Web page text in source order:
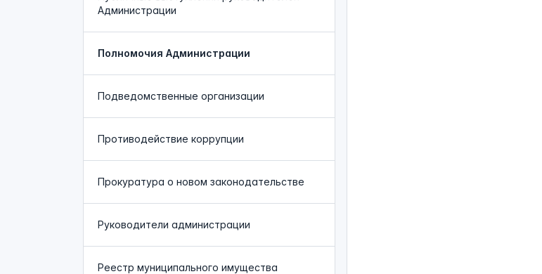
Администрации
Полномочия Администрации
Подведомственные организации
Противодействие коррупции
Прокуратура о новом законодательстве
Руководители администрации
Реестр муниципального имущества